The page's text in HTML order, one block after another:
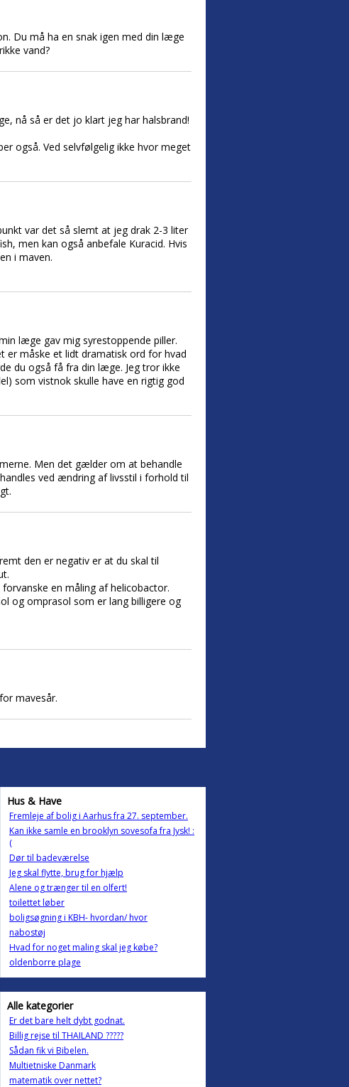
Du må ha en snak igen med din læge
vand?
nå så er det jo klart jeg har halsbrand!
også. Ved selvfølgelig ikke hvor meget
var det så slemt at jeg drak 2-3 liter
men kan også anbefale Kuracid. Hvis
i maven.
læge gav mig syrestoppende piller.
er måske et lidt dramatisk ord for hvad
du også få fra din læge. Jeg tror ikke
som vistnok skulle have en rigtig god
Men det gælder om at behandle
ved ændring af livsstil i forhold til
den er negativ er at du skal til
en måling af helicobactor.
og omprasol som er lang billigere og
mavesår.
Hus & Have
Fremleje af bolig i Aarhus fra 27. september.
Kan ikke samle en brooklyn sovesofa fra Jysk! :
(
Dør til badeværelse
Jeg skal flytte, brug for hjælp
Alene og trænger til en olfert!
toilettet løber
boligsøgning i KBH- hvordan/ hvor
nabostøj
Hvad for noget maling skal jeg købe?
oldenborre plage
Alle kategorier
Er det bare helt dybt godnat.
Billig rejse til THAILAND ?????
Sådan fik vi Bibelen.
Multietniske Danmark
matematik over nettet?